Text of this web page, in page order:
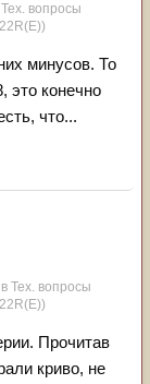
Тех. вопросы
минусов. То
это конечно
что...
в Тех. вопросы
Прочитав
криво, не